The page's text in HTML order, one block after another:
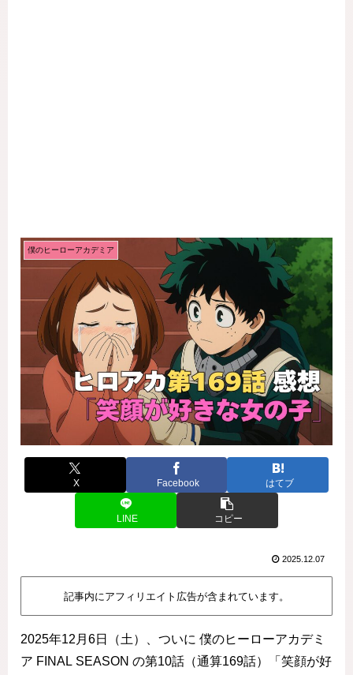
僕のヒーローアカデミア
X Facebook はてブ
LINE コピー
2025.12.07
記事内にアフィリエイト広告が含まれています。
2025年12月6日（土）、ついに 僕のヒーローアカデミ
ア FINAL SEASON の第10話（通算169話）「笑顔が好